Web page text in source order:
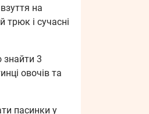
на
трюк і сучасні
знайти 3
овочів та
пасинки у